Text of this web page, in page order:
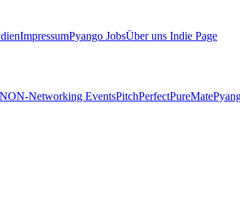
ImpressumPyango JobsÜber uns Indie Page
NON-Networking EventsPitchPerfectPureMate